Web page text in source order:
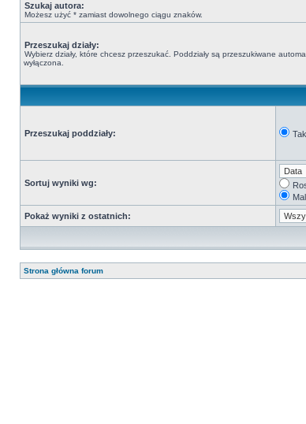
Szukaj autora:
Możesz użyć * zamiast dowolnego ciągu znaków.
Przeszukaj działy:
Wybierz działy, które chcesz przeszukać. Poddziały są przeszukiwane
wyłączona.
Przeszukaj poddziały: Tak
Sortuj wyniki wg:
Pokaż wyniki z ostatnich:
Strona główna forum